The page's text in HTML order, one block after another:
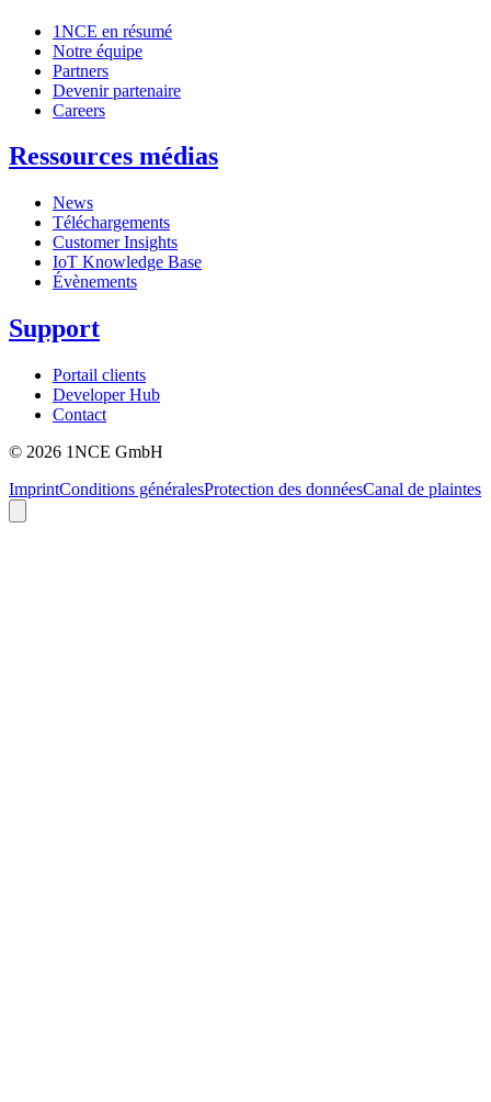
1NCE en résumé
Notre équipe
Partners
Devenir partenaire
Careers
Ressources médias
News
Téléchargements
Customer Insights
IoT Knowledge Base
Évènements
Support
Portail clients
Developer Hub
Contact
© 2026 1NCE GmbH
ImprintConditions généralesProtection des donnéesCanal de plaintes